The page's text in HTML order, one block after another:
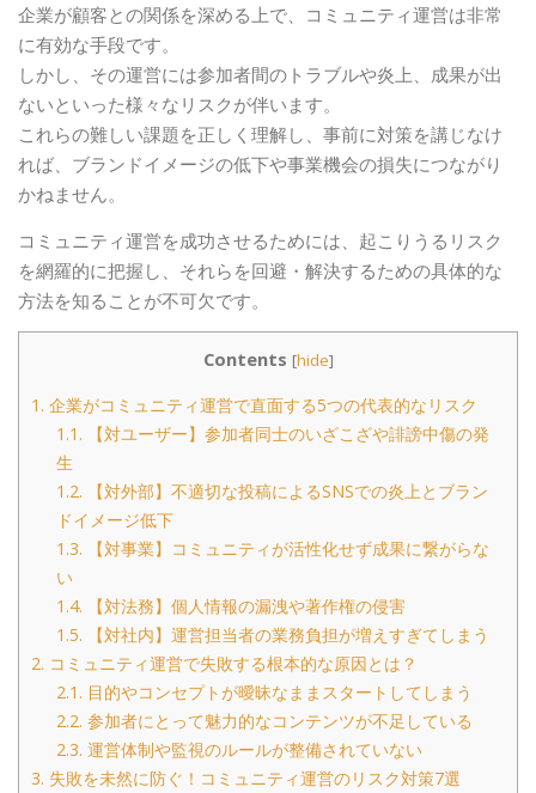
企業が顧客との関係を深める上で、コミュニティ運営は非常
に有効な手段です。
しかし、その運営には参加者間のトラブルや炎上、成果が出
ないといった様々なリスクが伴います。
これらの難しい課題を正しく理解し、事前に対策を講じなけ
れば、ブランドイメージの低下や事業機会の損失につながり
かねません。
コミュニティ運営を成功させるためには、起こりうるリスク
を網羅的に把握し、それらを回避・解決するための具体的な
方法を知ることが不可欠です。
Contents [hide]
1. 企業がコミュニティ運営で直面する5つの代表的なリスク
1.1. 【対ユーザー】参加者同士のいざこざや誹謗中傷の発
生
1.2. 【対外部】不適切な投稿によるSNSでの炎上とブラン
ドイメージ低下
1.3. 【対事業】コミュニティが活性化せず成果に繋がらな
い
1.4. 【対法務】個人情報の漏洩や著作権の侵害
1.5. 【対社内】運営担当者の業務負担が増えすぎてしまう
2. コミュニティ運営で失敗する根本的な原因とは？
2.1. 目的やコンセプトが曖昧なままスタートしてしまう
2.2. 参加者にとって魅力的なコンテンツが不足している
2.3. 運営体制や監視のルールが整備されていない
3. 失敗を未然に防ぐ！コミュニティ運営のリスク対策7選